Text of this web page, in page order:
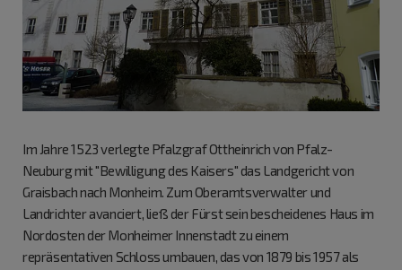
Im Jahre 1523 verlegte Pfalzgraf Ottheinrich von Pfalz-
Neuburg mit "Bewilligung des Kaisers" das Landgericht von
Graisbach nach Monheim. Zum Oberamtsverwalter und
Landrichter avanciert, ließ der Fürst sein bescheidenes Haus im
Nordosten der Monheimer Innenstadt zu einem
repräsentativen Schloss umbauen, das von 1879 bis 1957 als